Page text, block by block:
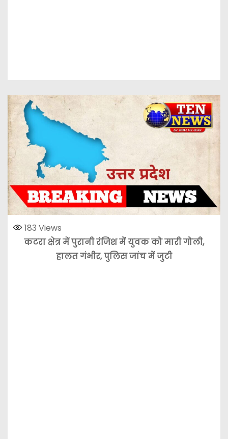
183 Views
कटरा क्षेत्र में पुरानी रंजिश में युवक को मारी गोली,
हालत गंभीर, पुलिस जांच में जुटी